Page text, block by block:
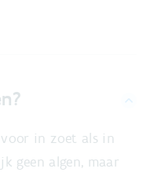
in zoet als in
geen algen, maar